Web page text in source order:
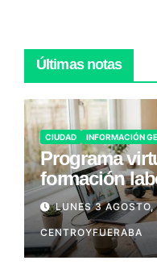
Últimas notas
CIUDAD INFORMACIÓN
Programa
formación
LUNES 3
CENTROYFUERABA